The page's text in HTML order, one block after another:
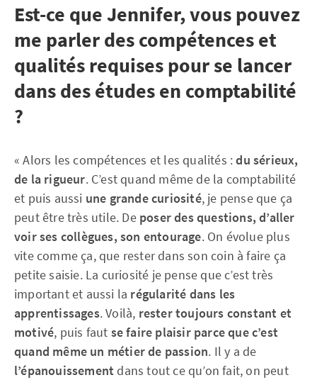
Est-ce que Jennifer, vous pouvez
me parler des compétences et
qualités requises pour se lancer
dans des études en comptabilité
?
« Alors les compétences et les qualités :du sérieux,
de la rigueur. C’est quand même de la comptabilité
et puis aussi une grande curiosité, je pense que ça
peut être très utile. De poser des questions, d’aller
voir ses collègues, son entourage. On évolue plus
vite comme ça, que rester dans son coin à faire ça
petite saisie. La curiosité je pense que c’est très
important et aussi la régularité dans les
apprentissages. Voilà, rester toujours constant et
motivé, puis faut se faire plaisir parce que c’est
quand même un métier de passion. Il y a de
l’épanouissement dans tout ce qu’on fait, on peut